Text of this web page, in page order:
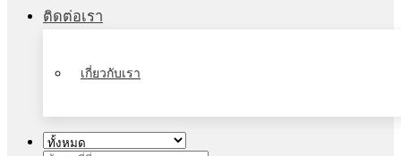
ติดต่อเรา
เกี่ยวกับเรา